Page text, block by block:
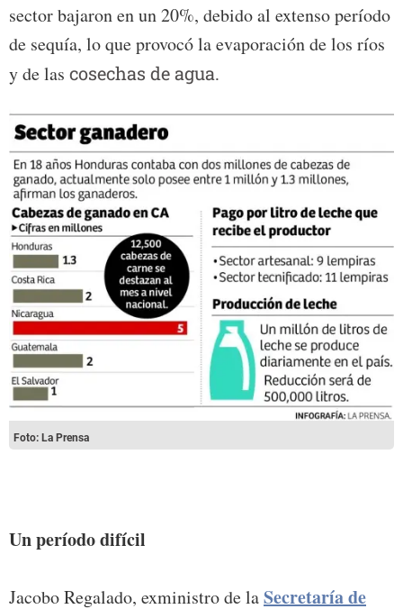
sector bajaron en un 20%, debido al extenso período
de sequía, lo que provocó la evaporación de los ríos
y de las cosechas de agua.
Foto: La Prensa
Un período difícil
Jacobo Regalado, exministro de laSecretaría de